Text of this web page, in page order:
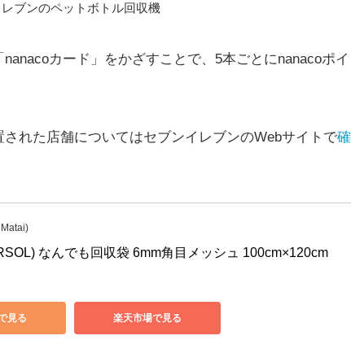
ブンのペットボトル回収機
カード」をかざすことで、5本ごとにnanacoポイ
れた店舗についてはセブンイレブンのWebサイトで確
なんでも回収袋 6mm角目メッシュ 100cm×120cm
見る 楽天市場で見る